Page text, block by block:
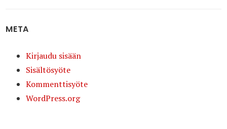
META
Kirjaudu sisään
Sisältösyöte
Kommenttisyöte
WordPress.org